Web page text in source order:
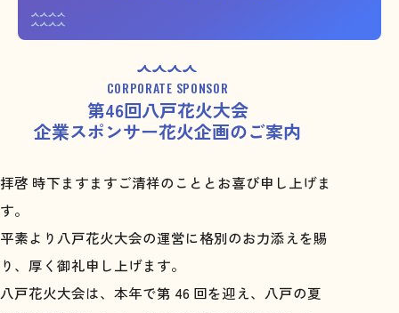
CORPORATE SPONSOR
第46回八戸花火大会
企業スポンサー花火企画のご案内
拝啓 時下ますますご清祥のこととお喜び申し上げま
す。
平素より八戸花火大会の運営に格別のお力添えを賜
り、厚く御礼申し上げます。
八戸花火大会は、本年で第 46 回を迎え、八戸の夏